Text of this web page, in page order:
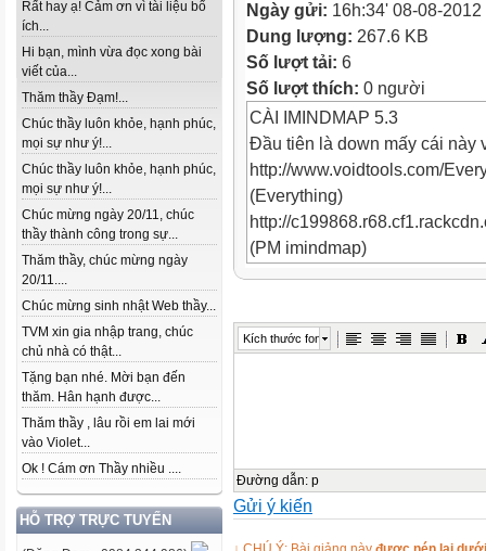
Rất hay ạ! Cảm ơn vì tài liệu bổ
ích...
Hi bạn, mình vừa đọc xong bài
viết của...
Thăm thầy Đạm!...
Chúc thầy luôn khỏe, hạnh phúc,
mọi sự như ý!...
Chúc thầy luôn khỏe, hạnh phúc,
mọi sự như ý!...
Chúc mừng ngày 20/11, chúc
thầy thành công trong sự...
Thăm thầy, chúc mừng ngày
20/11....
Chúc mừng sinh nhật Web thầy...
TVM xin gia nhập trang, chúc
chủ nhà có thật...
Tặng bạn nhé. Mời bạn đến
thăm. Hân hạnh được...
Thăm thầy , lâu rồi em lai mới
vào Violet...
Ok ! Cám ơn Thầy nhiều ....
HỖ TRỢ TRỰC TUYẾN
Ngày gửi: 16h:34' 08-08-2012
Dung lượng: 267.6 KB
Số lượt tải: 6
Số lượt thích: 0 người
CÀI IMINDMAP 5.3
Đầu tiên là down mấy cái này
http://www.voidtools.com/
(Everything)
http://
(PM imindmap)
http://lebinh72qn.violet.vn/
Phần mềm :YourUnintall
.thinkbuzan và xóa tất cả
khóa trên
Kích thước font
Đường dẫn: p
Gửi ý kiến